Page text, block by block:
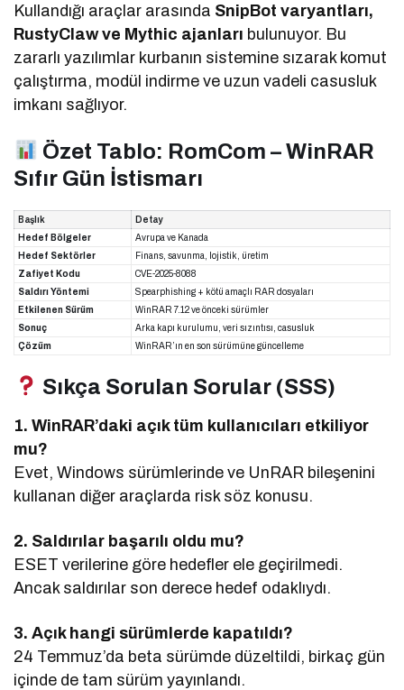
Kullandığı araçlar arasında SnipBot varyantları,
RustyClaw ve Mythic ajanları bulunuyor. Bu
zararlı yazılımlar kurbanın sistemine sızarak komut
çalıştırma, modül indirme ve uzun vadeli casusluk
imkanı sağlıyor.
Özet Tablo: RomCom – WinRAR
Sıfır Gün İstismarı
Başlık
Detay
Hedef Bölgeler
Avrupa ve Kanada
Hedef Sektörler
Finans, savunma, lojistik, üretim
Zafiyet Kodu
CVE-2025-8088
Saldırı Yöntemi
Spearphishing + kötü amaçlı RAR dosyaları
Etkilenen Sürüm
WinRAR 7.12 ve önceki sürümler
Sonuç
Arka kapı kurulumu, veri sızıntısı, casusluk
Çözüm
WinRAR’ın en son sürümüne güncelleme
Sıkça Sorulan Sorular (SSS)
1. WinRAR’daki açık tüm kullanıcıları etkiliyor
mu?
Evet, Windows sürümlerinde ve UnRAR bileşenini
kullanan diğer araçlarda risk söz konusu.
2. Saldırılar başarılı oldu mu?
ESET verilerine göre hedefler ele geçirilmedi.
Ancak saldırılar son derece hedef odaklıydı.
3. Açık hangi sürümlerde kapatıldı?
24 Temmuz’da beta sürümde düzeltildi, birkaç gün
içinde de tam sürüm yayınlandı.